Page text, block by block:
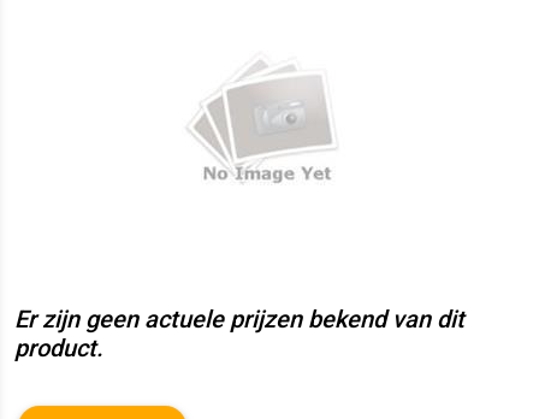
Er zijn geen actuele prijzen bekend van dit
product.